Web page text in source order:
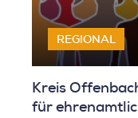
REGIONAL
Kreis
für